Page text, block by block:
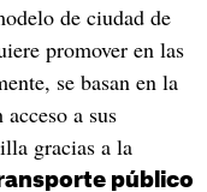
de ciudad de
promover en las
se basan en la
a sus
gracias a la
público